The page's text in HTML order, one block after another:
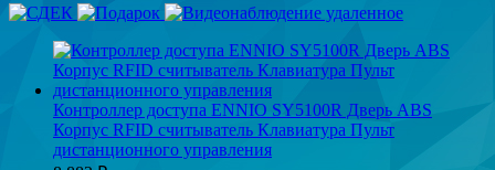
Контроллер доступа ENNIO SY5100R Дверь ABS
Корпус RFID считыватель Клавиатура Пульт
дистанционного управления